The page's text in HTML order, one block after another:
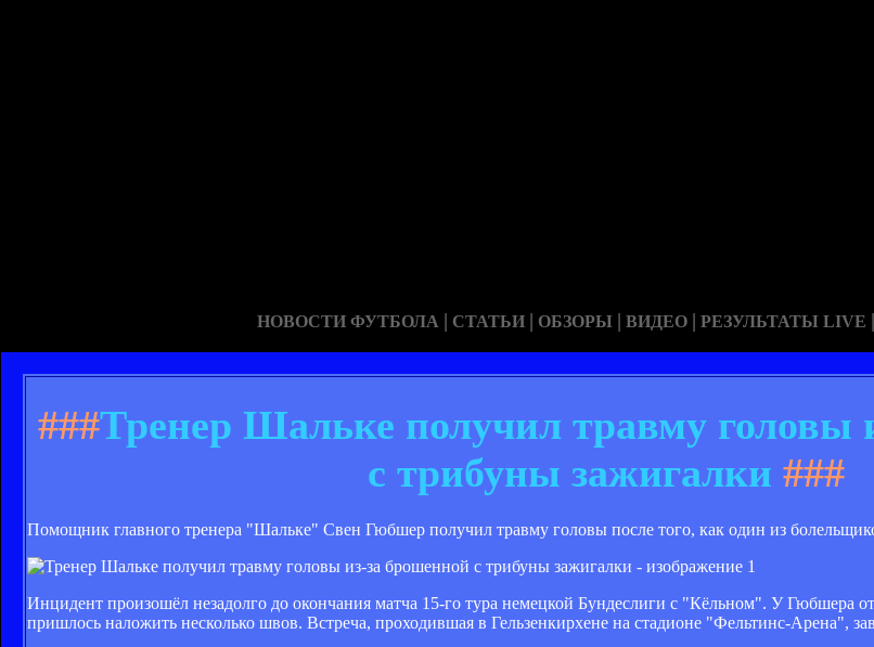
НОВОСТИ ФУТБОЛА | СТАТЬИ | ОБЗОРЫ | ВИДЕО | РЕЗУЛЬТАТЫ LIVE |
###Тренер Шальке получил травму головы
с трибуны зажигалки ###
Помощник главного тренера "Шальке" Свен Гюбшер получил травму головы после того, как один из
Инцидент произошёл незадолго до окончания матча 15-го тура немецкой Бундеслиги с "Кёльном". У Гюбшера
пришлось наложить несколько швов. Встреча, проходившая в Гельзенкирхене на стадионе "Фельтинс-Арена",